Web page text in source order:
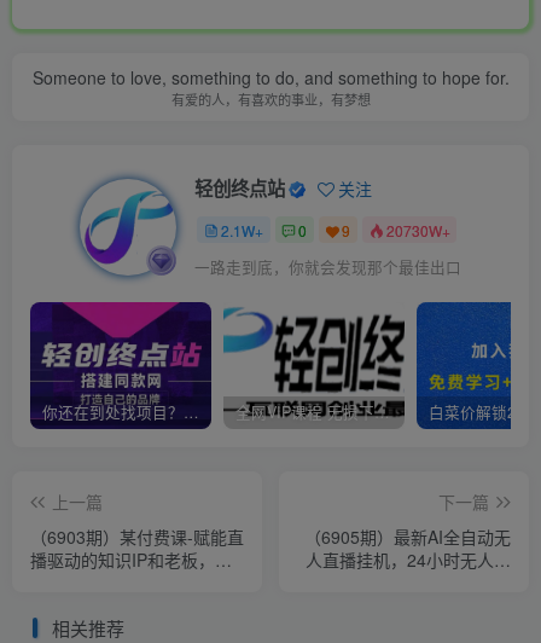
Someone to love, something to do, and something to hope for.
有爱的人，有喜欢的事业，有梦想
轻创终点站 关注
2.1W+ 0 9 20730W+
一路走到底，你就会发现那个最佳出口
你还在到处找项目？还在当韭菜？我靠卖项目一个月收入5万+，曾经我也是个失败者。 全网VIP课程 无损下载~
上一篇
（6903期）某付费课-赋能直
播驱动的知识IP和老板，帮
下一篇
（6905期）最新AI全自动无
人直播挂机，24小时无人直
相关推荐